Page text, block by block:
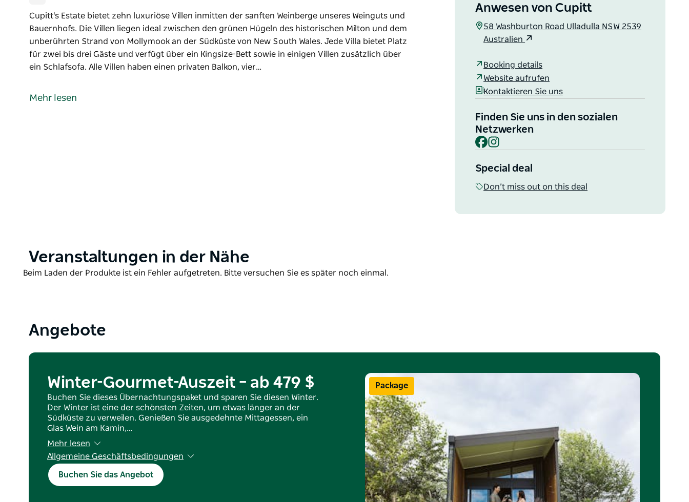
Cupitt's Estate bietet zehn luxuriöse Villen inmitten der sanften Weinberge unseres Weinguts und
Bauernhofs. Die Villen liegen ideal zwischen den grünen Hügeln des historischen Milton und dem
unberührten Strand von Mollymook an der Südküste von New South Wales. Jede Villa bietet Platz
für zwei bis drei Gäste und verfügt über ein Kingsize-Bett sowie in einigen Villen zusätzlich über
ein Schlafsofa. Alle Villen haben einen privaten Balkon, vier…
Bauernhofs. Die Villen liegen ideal zwischen den grünen Hügeln des historischen Milton und dem
Mehr lesen
Anwesen von Cupitt
58 Washburton Road Ulladulla NSW 2539
Australien
Booking details
Website aufrufen
Kontaktieren Sie uns
Finden Sie uns in den sozialen
Netzwerken
Facebook
Special deal
Don’t miss out on this deal
Product
Veranstaltungen in der Nähe
Product
Beim Laden der Produkte ist ein Fehler aufgetreten. Bitte versuchen Sie es später noch einmal.
Angebote
Package
Winter-Gourmet-Auszeit – ab 479 $
Buchen Sie dieses Übernachtungspaket und sparen Sie diesen Winter.
Der Winter ist eine der schönsten Zeiten, um etwas länger an der
Südküste zu verweilen. Genießen Sie ausgedehnte Mittagessen, ein
Glas Wein am Kamin,…
Mehr lesen
Allgemeine Geschäftsbedingungen
Nur für Neubuchungen und nicht mit anderen Angeboten
kombinierbar. Nicht gültig an Feiertagen. Es können Sperrzeiten gelten.
Mindestaufenthaltsdauer erforderlich. Gültig bis 31.08.2026. Ein
Buchen Sie das Angebot